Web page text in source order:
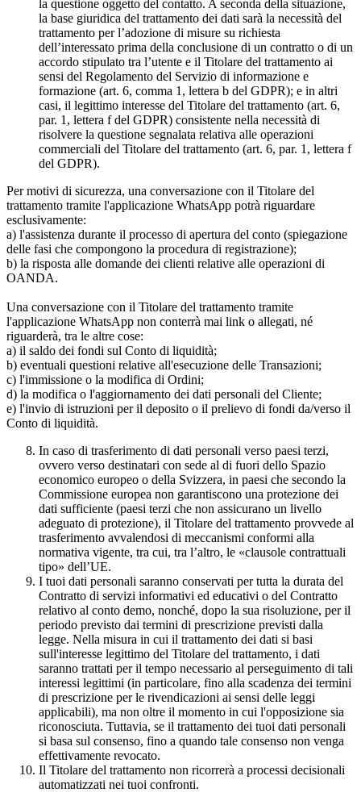
la questione oggetto del contatto. A seconda della situazione,
la base giuridica del trattamento dei dati sarà la necessità del
trattamento per l’adozione di misure su richiesta
dell’interessato prima della conclusione di un contratto o di un
accordo stipulato tra l’utente e il Titolare del trattamento ai
sensi del Regolamento del Servizio di informazione e
formazione (art. 6, comma 1, lettera b del GDPR); e in altri
casi, il legittimo interesse del Titolare del trattamento (art. 6,
par. 1, lettera f del GDPR) consistente nella necessità di
risolvere la questione segnalata relativa alle operazioni
commerciali del Titolare del trattamento (art. 6, par. 1, lettera f
del GDPR).
Per motivi di sicurezza, una conversazione con il Titolare del
trattamento tramite l'applicazione WhatsApp potrà riguardare
esclusivamente:
a) l'assistenza durante il processo di apertura del conto (spiegazione
delle fasi che compongono la procedura di registrazione);
b) la risposta alle domande dei clienti relative alle operazioni di
OANDA.
Una conversazione con il Titolare del trattamento tramite
l'applicazione WhatsApp non conterrà mai link o allegati, né
riguarderà, tra le altre cose:
a) il saldo dei fondi sul Conto di liquidità;
b) eventuali questioni relative all'esecuzione delle Transazioni;
c) l'immissione o la modifica di Ordini;
d) la modifica o l'aggiornamento dei dati personali del Cliente;
e) l'invio di istruzioni per il deposito o il prelievo di fondi da/verso il
Conto di liquidità.
In caso di trasferimento di dati personali verso paesi terzi,
ovvero verso destinatari con sede al di fuori dello Spazio
economico europeo o della Svizzera, in paesi che secondo la
Commissione europea non garantiscono una protezione dei
dati sufficiente (paesi terzi che non assicurano un livello
adeguato di protezione), il Titolare del trattamento provvede al
trasferimento avvalendosi di meccanismi conformi alla
normativa vigente, tra cui, tra l’altro, le «clausole contrattuali
tipo» dell’UE.
I tuoi dati personali saranno conservati per tutta la durata del
Contratto di servizi informativi ed educativi o del Contratto
relativo al conto demo, nonché, dopo la sua risoluzione, per il
periodo previsto dai termini di prescrizione previsti dalla
legge. Nella misura in cui il trattamento dei dati si basi
sull'interesse legittimo del Titolare del trattamento, i dati
saranno trattati per il tempo necessario al perseguimento di tali
interessi legittimi (in particolare, fino alla scadenza dei termini
di prescrizione per le rivendicazioni ai sensi delle leggi
applicabili), ma non oltre il momento in cui l'opposizione sia
riconosciuta. Tuttavia, se il trattamento dei tuoi dati personali
si basa sul consenso, fino a quando tale consenso non venga
effettivamente revocato.
Il Titolare del trattamento non ricorrerà a processi decisionali
automatizzati nei tuoi confronti.